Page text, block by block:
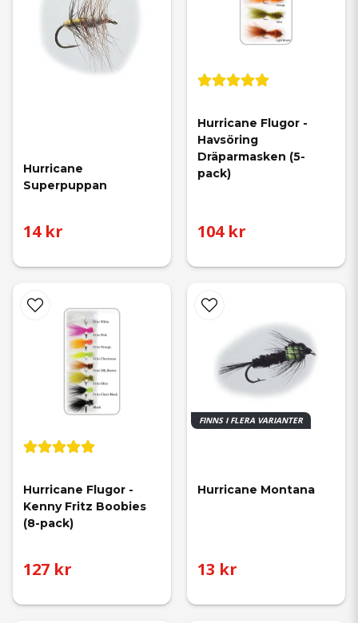
Hurricane
Superpuppan
14 kr
Hurricane Flugor -
Havsöring
Dräparmasken (5-
pack)
104 kr
Hurricane Flugor -
Kenny Fritz Boobies
(8-pack)
127 kr
FINNS I FLERA VARIANTER
Hurricane Montana
13 kr